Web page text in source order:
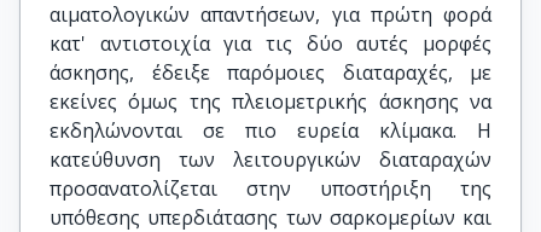
αιματολογικών απαντήσεων, για πρώτη φορά
κατ' αντιστοιχία για τις δύο αυτές μορφές
άσκησης, έδειξε παρόμοιες διαταραχές, με
εκείνες όμως της πλειομετρικής άσκησης να
εκδηλώνονται σε πιο ευρεία κλίμακα. Η
κατεύθυνση των λειτουργικών διαταραχών
προσανατολίζεται στην υποστήριξη της
υπόθεσης υπερδιάτασης των σαρκομερίων και